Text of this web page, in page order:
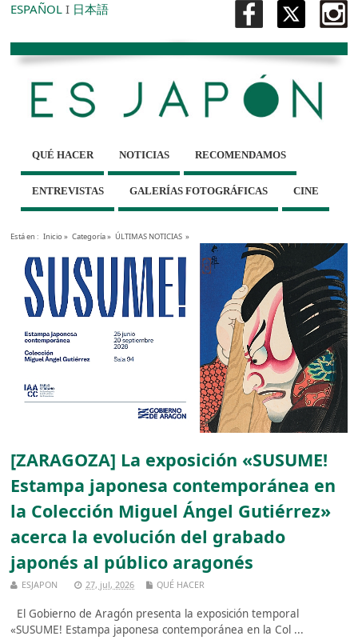
ESPAÑOL I 日本語
QUÉ HACER NOTICIAS RECOMENDAMOS
ENTREVISTAS GALERÍAS FOTOGRÁFICAS CINE
Está en : Inicio» Categoría » ÚLTIMAS NOTICIAS»
[ZARAGOZA] La exposición «SUSUME!
Estampa japonesa contemporánea en
la Colección Miguel Ángel Gutiérrez»
acerca la evolución del grabado
japonés al público aragonés
ESJAPON 27, jul, 2026 QUÉ HACER
El Gobierno de Aragón presenta la exposición temporal
«SUSUME! Estampa japonesa contemporánea en la Col ...